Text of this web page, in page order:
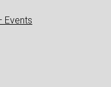
Events